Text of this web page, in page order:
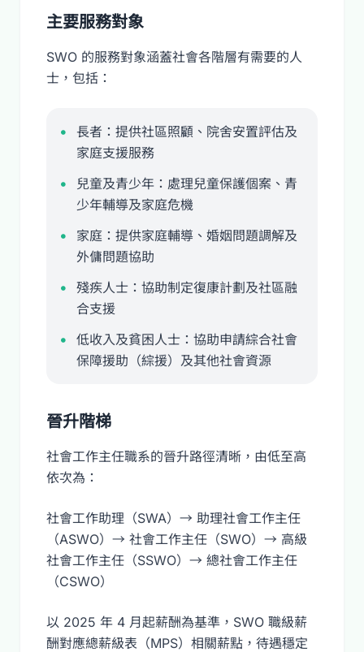
主要服務對象
SWO 的服務對象涵蓋社會各階層有需要的人
士，包括：
長者：提供社區照顧、院舍安置評估及
家庭支援服務
兒童及青少年：處理兒童保護個案、青
少年輔導及家庭危機
家庭：提供家庭輔導、婚姻問題調解及
外傭問題協助
殘疾人士：協助制定復康計劃及社區融
合支援
低收入及貧困人士：協助申請綜合社會
保障援助（綜援）及其他社會資源
晉升階梯
社會工作主任職系的晉升路徑清晰，由低至高
依次為：
社會工作助理（SWA）→ 助理社會工作主任
（ASWO）→ 社會工作主任（SWO）→ 高級
社會工作主任（SSWO）→ 總社會工作主任
（CSWO）
以 2025 年 4 月起薪酬為基準，SWO 職級薪
酬對應總薪級表（MPS）相關薪點，待遇穩定